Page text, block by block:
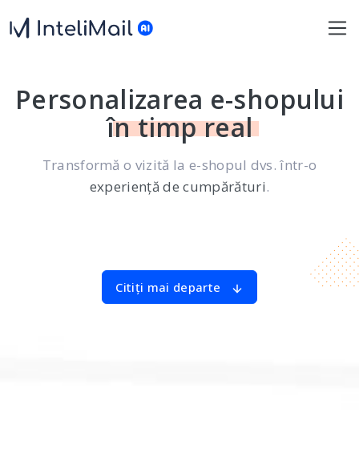
Personalizarea e-shopului
în timp real
Transformă o vizită la e-shopul dvs. într-o
experiență de cumpărături.
Citiți mai departe